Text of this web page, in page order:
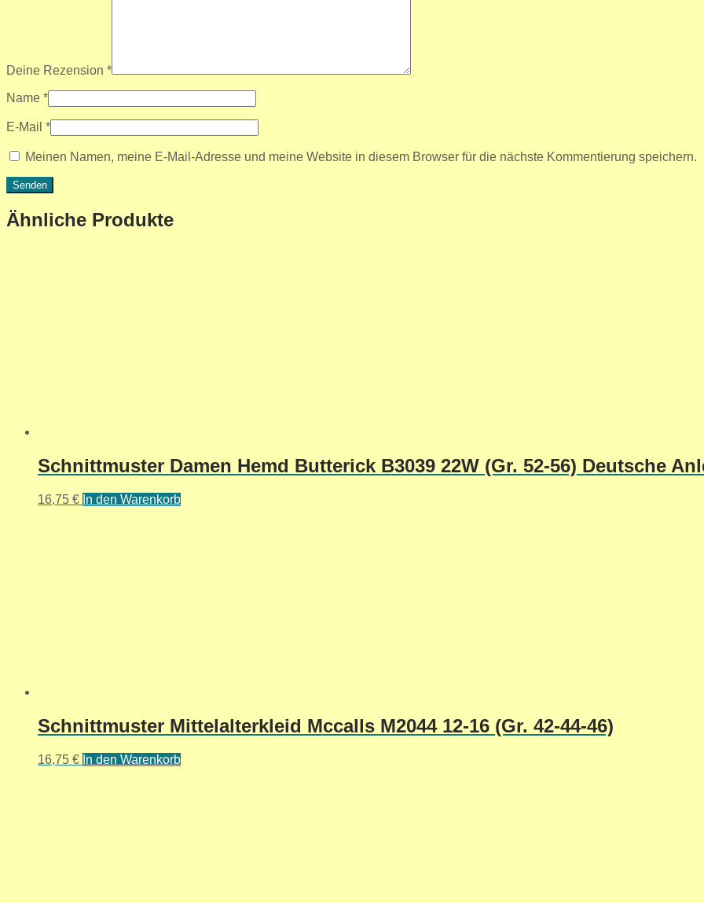
Deine Rezension *
Name *
E-Mail *
Meinen Namen, meine E-Mail-Adresse und meine Website in diesem Browser für die nächste Kommentierung speichern.
Ähnliche Produkte
Schnittmuster Damen Hemd Butterick B3039 22W (Gr. 52-56) Deutsche
16,75 € In den Warenkorb
Schnittmuster Mittelalterkleid Mccalls M2044 12-16 (Gr. 42-44-46)
16,75 € In den Warenkorb